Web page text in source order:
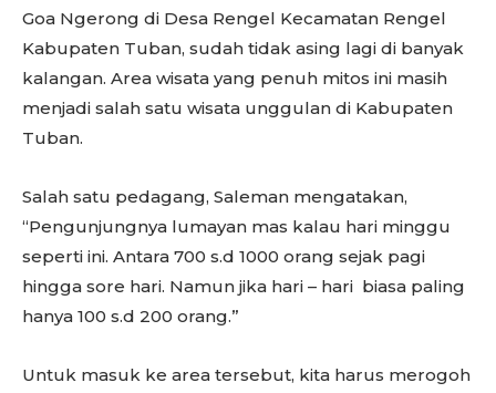
Goa Ngerong di Desa Rengel Kecamatan Rengel
Kabupaten Tuban, sudah tidak asing lagi di banyak
kalangan. Area wisata yang penuh mitos ini masih
menjadi salah satu wisata unggulan di Kabupaten
Tuban.
Salah satu pedagang, Saleman mengatakan,
“Pengunjungnya lumayan mas kalau hari minggu
seperti ini. Antara 700 s.d 1000 orang sejak pagi
hingga sore hari. Namun jika hari – hari biasa paling
hanya 100 s.d 200 orang.”
Untuk masuk ke area tersebut, kita harus merogoh